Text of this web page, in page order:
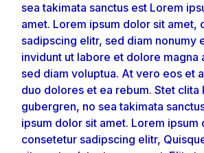
sea takimata sanctus est Lorem
amet. Lorem ipsum dolor sit amet,
sadipscing elitr, sed diam nonumy
invidunt ut labore et dolore magna
sed diam voluptua. At vero eos et
duo dolores et ea rebum. Stet clita
gubergren, no sea takimata
ipsum dolor sit amet. Lorem ipsum
consetetur sadipscing elitr,